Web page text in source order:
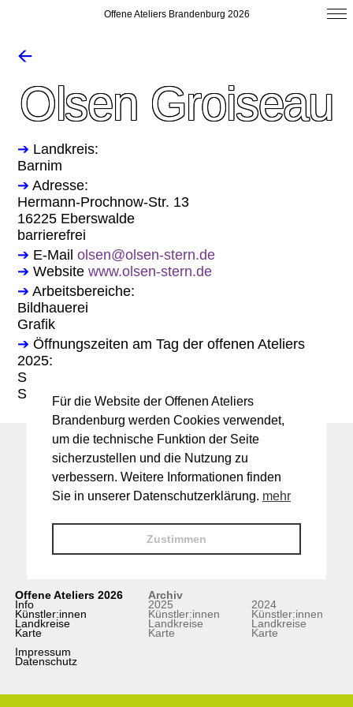
Offene Ateliers Brandenburg 2026
🡨
Olsen Groiseau
➔ Landkreis:
Barnim
➔ Adresse:
Hermann-Prochnow-Str. 13
16225 Eberswalde
barrierefrei
➔ E-Mailolsen@olsen-stern.de
➔ Websitewww.olsen-stern.de
➔ Arbeitsbereiche:
Bildhauerei
Grafik
➔ Öffnungszeiten am Tag der offenen Ateliers
2025:
Sa. 14-18 Uhr
So. 11-18 Uhr
Offene Ateliers 2026
Info
Künstler:innen
Landkreise
Karte
Impressum
Datenschutz
Archiv
2025
Künstler:innen
Landkreise
Karte
2024
Künstler:innen
Landkreise
Karte
Für die Website der Offenen Ateliers
Brandenburg werden Cookies verwendet,
um die technische Funktion der Seite
sicherzustellen und die Nutzung zu
verbessern. Weitere Informationen finden
Sie in unserer Datenschutzerklärung. mehr
Zustimmen